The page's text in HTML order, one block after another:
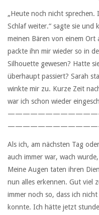
„Heute noch nicht sprechen.
Schlaf weiter.“ sagte sie und
meinen Bären von einem Ort
packte ihn mir wieder so in
Silhouette gewesen? Hatte
überhaupt passiert? Sarah
winkte mir zu. Kurze Zeit
war ich schon wieder
Als ich, am nächsten Tag
auch immer war, wach
Meine Augen taten ihren
nun alles erkennen. Gut viel
immer noch so, dass ich
konnte. Ich hätte jetzt